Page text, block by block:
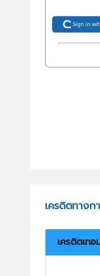
Sign in
เครดิตทางก
เครดิตเท